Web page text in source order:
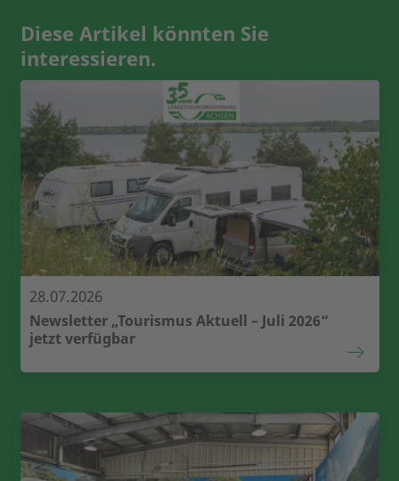
Diese Artikel könnten Sie
interessieren.
28.07.2026
Newsletter „Tourismus Aktuell – Juli 2026“
jetzt verfügbar